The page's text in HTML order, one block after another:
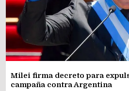
Milei firma decreto para
campaña contra Argentina